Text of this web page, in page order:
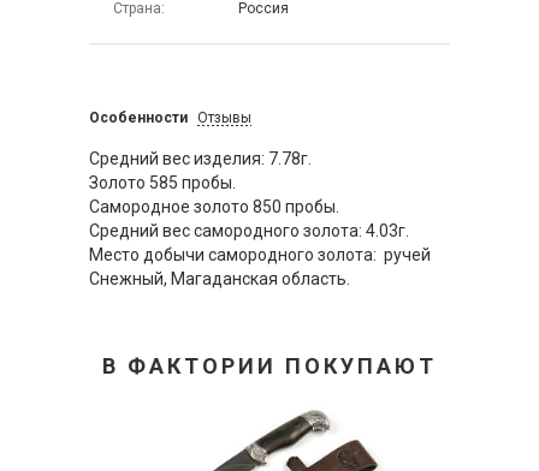
Страна
Россия
Особенности Отзывы
Средний вес изделия: 7.78г.
Золото 585 пробы.
Самородное золото 850 пробы.
Средний вес самородного золота: 4.03г.
Место добычи самородного золота: ручей
Снежный, Магаданская область.
В ФАКТОРИИ ПОКУПАЮТ